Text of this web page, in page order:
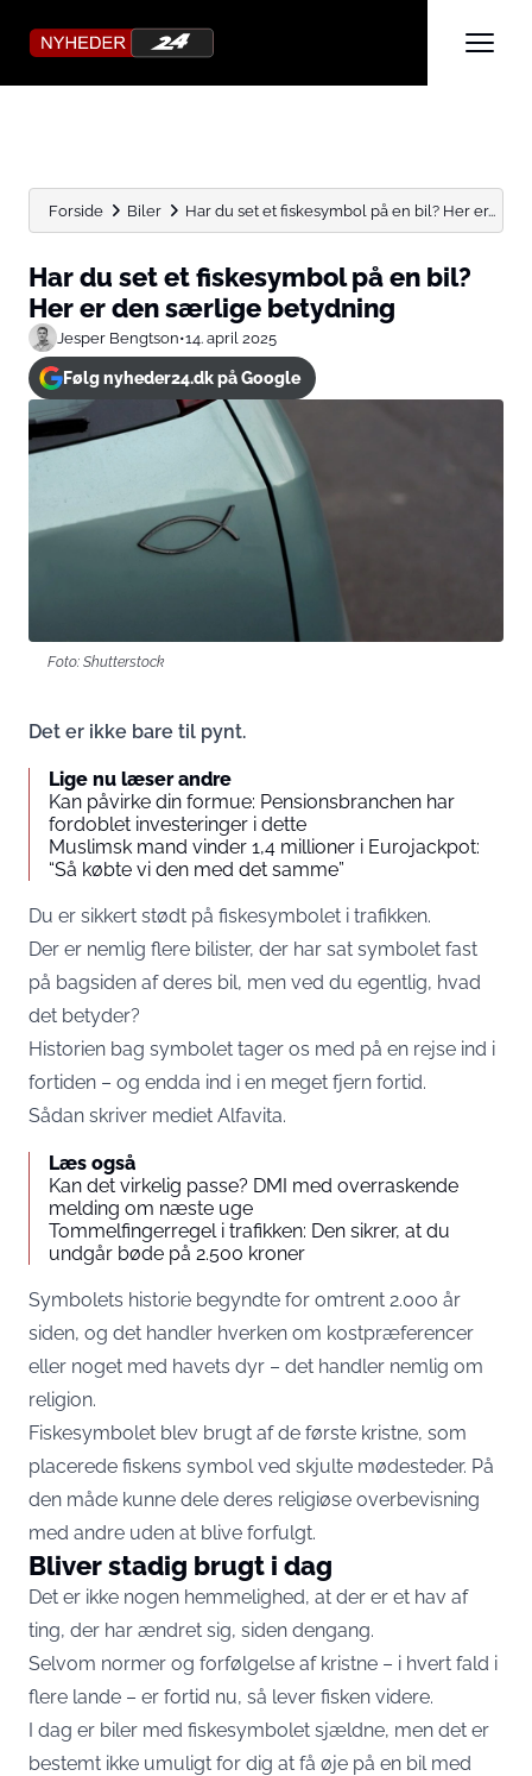
Forside Biler Har du set et fiskesymbol på en bil? Her er...
Har du set et fiskesymbol på en bil?
Her er den særlige betydning
Jesper Bengtson•14. april 2025
Følg nyheder24.dk på Google
Foto: Shutterstock
Det er ikke bare til pynt.
Lige nu læser andre
Kan påvirke din formue: Pensionsbranchen har
fordoblet investeringer i dette
Muslimsk mand vinder 1,4 millioner i Eurojackpot:
“Så købte vi den med det samme”
Du er sikkert stødt på fiskesymbolet i trafikken.
Der er nemlig flere bilister, der har sat symbolet fast
på bagsiden af deres bil, men ved du egentlig, hvad
det betyder?
Historien bag symbolet tager os med på en rejse ind i
fortiden – og endda ind i en meget fjern fortid.
Sådan skriver mediet Alfavita.
Læs også
Kan det virkelig passe? DMI med overraskende
melding om næste uge
Tommelfingerregel i trafikken: Den sikrer, at du
undgår bøde på 2.500 kroner
Symbolets historie begyndte for omtrent 2.000 år
siden, og det handler hverken om kostpræferencer
eller noget med havets dyr – det handler nemlig om
religion.
Fiskesymbolet blev brugt af de første kristne, som
placerede fiskens symbol ved skjulte mødesteder. På
den måde kunne dele deres religiøse overbevisning
med andre uden at blive forfulgt.
Bliver stadig brugt i dag
Det er ikke nogen hemmelighed, at der er et hav af
ting, der har ændret sig, siden dengang.
Selvom normer og forfølgelse af kristne – i hvert fald i
flere lande – er fortid nu, så lever fisken videre.
I dag er biler med fiskesymbolet sjældne, men det er
bestemt ikke umuligt for dig at få øje på en bil med